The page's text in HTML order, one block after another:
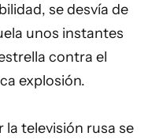
se desvía de
unos instantes
contra el
explosión.
la televisión rusa se